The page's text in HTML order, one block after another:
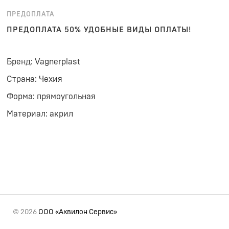
ПРЕДОПЛАТА
ПРЕДОПЛАТА 50% УДОБНЫЕ ВИДЫ ОПЛАТЫ!
Бренд: Vagnerplast
Страна: Чехия
Форма: прямоугольная
Материал: акрил
© 2026 ООО «Аквилон Сервис»